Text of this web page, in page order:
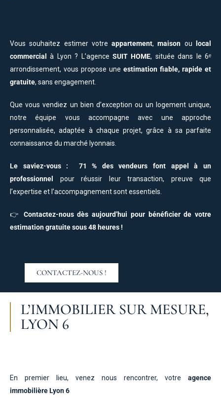
Vous souhaitez estimer votreappartement,maison ou
local
commercial
à Lyon ? L’agence SUIT HOME, située dans le 6ᵉ
arrondissement, vous propose une estimation fiable, rapide et
gratuite, sans engagement.
Que vous vendiez un bien d’exception ou un logement unique,
notre équipe vous accompagne avec une approche
personnalisée, adaptée à chaque projet, grâce à sa parfaite
connaissance du marché lyonnais.
Le saviez-vous :
71 % des vendeurs font appel à un
professionnel
pour réussir leur transaction, preuve que
l’expertise et l’accompagnement sont essentiels.
👉 Contactez-nous dès aujourd’hui pour bénéficier de votre
estimation gratuite sous 48 heures !
CONTACTEZ-NOUS !
L’IMMOBILIER SUR MESURE,
LYON 6
En premier lieu, venez nous rencontrer, votre agence
immobilière Lyon 6